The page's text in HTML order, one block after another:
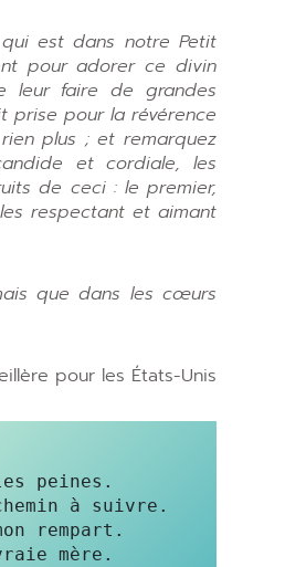
est dans notre Petit
pour adorer ce divin
leur faire de grandes
prise pour la révérence
plus ; et remarquez
et cordiale, les
de ceci : le premier,
respectant et aimant
que dans les cœurs
pour les États-Unis
peines.
rempart.
mère.